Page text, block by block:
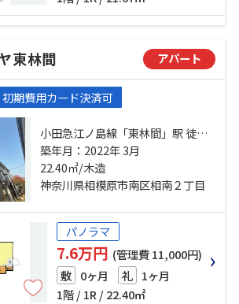
東林間 アパート
初期費用カード決済可
小田急江ノ島線「東林間」駅 徒歩7
分 東急田園都市線「中央林間」
駅 徒歩20分 小田急小田原線「小田
急相模原」駅 徒歩21分
築年月：2022年 3月
22.40㎡/木造
神奈川県相模原市南区相南２丁目
パノラマ
7.6万円 (管理費 11,000円)
敷 0ヶ月 礼 1ヶ月
1階 / 1R / 22.40㎡